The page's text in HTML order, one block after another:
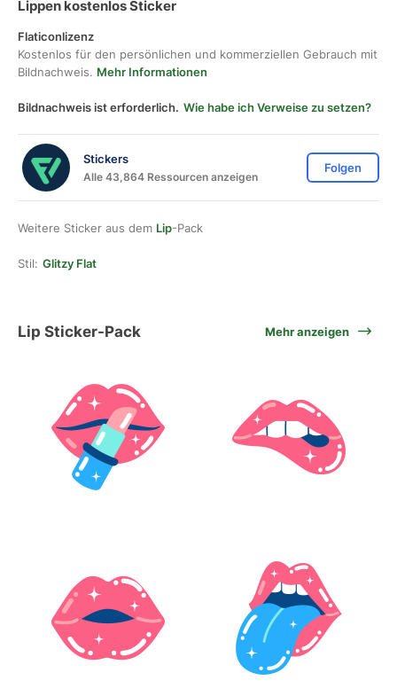
Lippen kostenlos Sticker
Flaticonlizenz
Kostenlos für den persönlichen und kommerziellen Gebrauch mit
Bildnachweis. Mehr Informationen
Bildnachweis ist erforderlich. Wie habe ich Verweise zu setzen?
Stickers
Alle 43,864 Ressourcen anzeigen
Folgen
Weitere Sticker aus dem Lip-Pack
Stil: Glitzy Flat
Lip Sticker-Pack Mehr anzeigen